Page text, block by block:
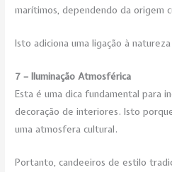
marítimos, dependendo da origem
Isto adiciona uma ligação à
7 – Iluminação Atmosférica
Esta é uma dica fundamental para
decoração de interiores. Isto
uma atmosfera cultural.
Portanto, candeeiros de estilo